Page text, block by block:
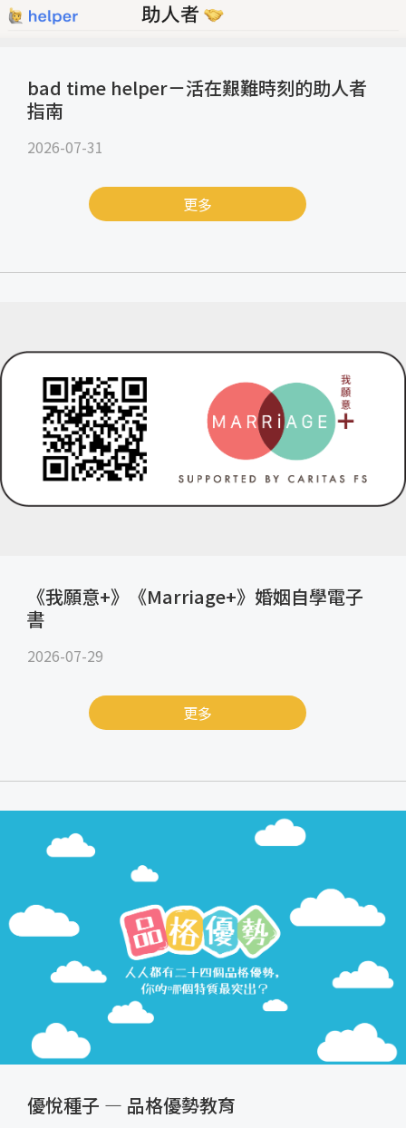
bad time helper－活在艱難時刻的助人者
指南
2026-07-31
更多
《我願意+》《Marriage+》婚姻自學電子
書
2026-07-29
更多
優悅種子 — 品格優勢教育